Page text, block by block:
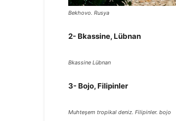
Bekhovo. Rusya
2- Bkassine, Lübnan
Bkassine Lübnan
3- Bojo, Filipinler
Muhteşem tropikal deniz. Filipinler. bojo